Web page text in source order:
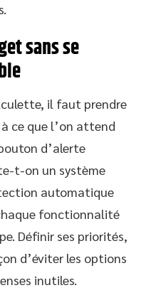
sans se
il faut prendre
ce que l’on attend
d’alerte
t-on un système
automatique
fonctionnalité
Définir ses priorités,
d’éviter les options
inutiles.